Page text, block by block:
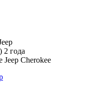
2 года
Jeep Cherokee